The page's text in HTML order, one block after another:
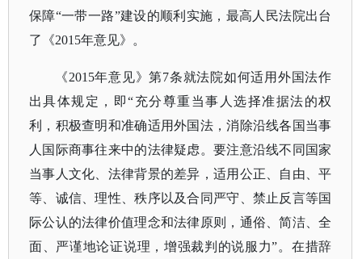
保障“一带一路”建设的顺利实施，最高人民法院出台
了《2015年意见》。
《2015年意见》第7条就法院如何适用外国法作
出具体规定，即“充分尊重当事人选择准据法的权
利，积极查明和准确适用外国法，消除沿线各国当事
人国际商事往来中的法律疑虑。要注意沿线不同国家
当事人文化、法律背景的差异，适用公正、自由、平
等、诚信、理性、秩序以及合同严守、禁止反言等国
际公认的法律价值理念和法律原则，通俗、简洁、全
面、严谨地论证说理，增强裁判的说服力”。在措辞